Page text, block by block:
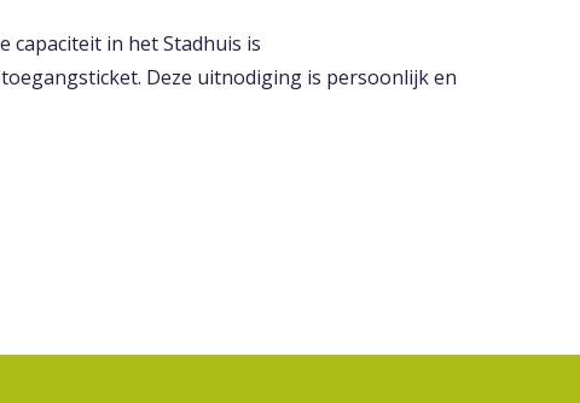
capaciteit in het Stadhuis is
Deze uitnodiging is persoonlijk en